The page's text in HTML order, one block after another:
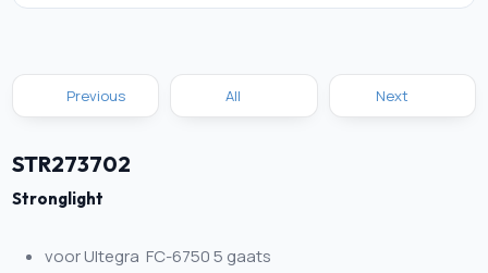
Previous All Next
STR273702
Stronglight
voor Ultegra FC-6750 5 gaats